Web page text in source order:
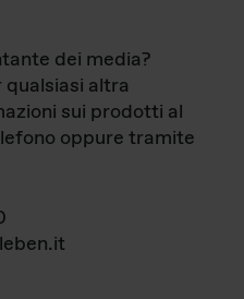
dei media?
altra
sui prodotti al
oppure tramite